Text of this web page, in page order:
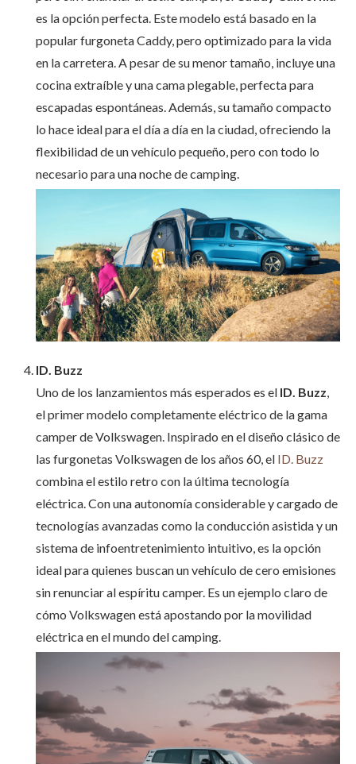
es la opción perfecta. Este modelo está basado en la
popular furgoneta Caddy, pero optimizado para la vida
en la carretera. A pesar de su menor tamaño, incluye una
cocina extraíble y una cama plegable, perfecta para
escapadas espontáneas. Además, su tamaño compacto
lo hace ideal para el día a día en la ciudad, ofreciendo la
flexibilidad de un vehículo pequeño, pero con todo lo
necesario para una noche de camping.
ID. Buzz
Uno de los lanzamientos más esperados es el ID. Buzz,
el primer modelo completamente eléctrico de la gama
camper de Volkswagen. Inspirado en el diseño clásico de
las furgonetas Volkswagen de los años 60, el ID. Buzz
combina el estilo retro con la última tecnología
eléctrica. Con una autonomía considerable y cargado de
tecnologías avanzadas como la conducción asistida y un
sistema de infoentretenimiento intuitivo, es la opción
ideal para quienes buscan un vehículo de cero emisiones
sin renunciar al espíritu camper. Es un ejemplo claro de
cómo Volkswagen está apostando por la movilidad
eléctrica en el mundo del camping.